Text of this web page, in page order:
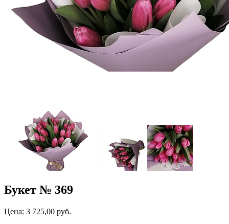
Букет № 369
Цена: 3 725,00 руб.